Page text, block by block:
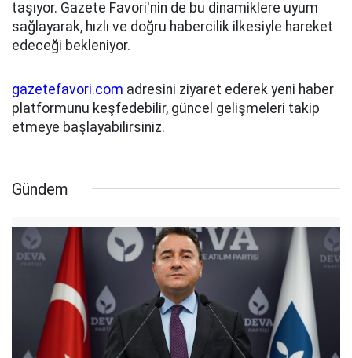
taşıyor. Gazete Favori'nin de bu dinamiklere uyum
sağlayarak, hızlı ve doğru habercilik ilkesiyle hareket
edeceği bekleniyor.
gazetefavori.com adresini ziyaret ederek yeni haber
platformunu keşfedebilir, güncel gelişmeleri takip
etmeye başlayabilirsiniz.
Gündem